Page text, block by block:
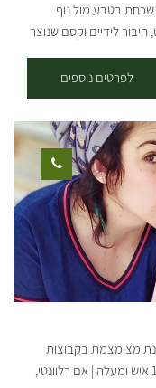
בטבע מול נוף
לידיים וקסם שנוצר
שרוולים ולהיכנס
אמן – גם אם זו פעם
אנחנו מציעים מגוון
טאץ' מודרני: חוויית
בשדות ובין עצי היער,
ויצירות ישירות
עם חומר הגלם הכי קדום
יציקות גבס: ללמוד
וליצור תמונה
ברזל: "ציור
טבע ופיסול. הסדנה
מזמינים אתכם לדבר
זוגיות אינטימיות
חגיגות משפחתיות
לפרטים נוספים
מצומצמת בקבוצות
גדלות בלבד עד להודעה חדשה | קבוצות של 17 איש ומעלה | אם רלוונטי,